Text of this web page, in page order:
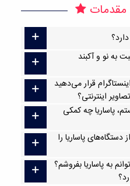
مقدمات
به نو و آکبند
قرار می‌دهید
اینترنتی؟
پاساریا چه کمکی
پاساریا را
به پاساریا بفروشم؟